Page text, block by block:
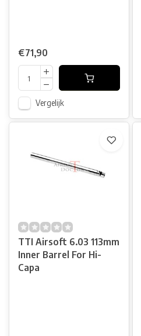
€71,90
Vergelijk
TTI Airsoft 6.03 113mm
Inner Barrel For Hi-
Capa